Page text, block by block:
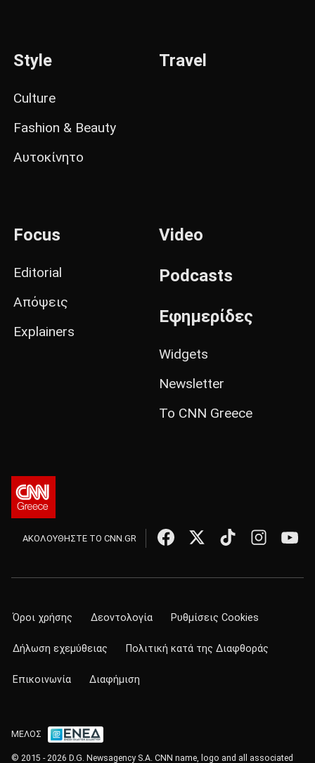
Style
Culture
Fashion & Beauty
Αυτοκίνητο
Travel
Focus
Editorial
Απόψεις
Explainers
Video
Podcasts
Εφημερίδες
Widgets
Newsletter
Το CNN Greece
ΑΚΟΛΟΥΘΗΣΤΕ ΤΟ CNN.GR
Όροι χρήσης Δεοντολογία Ρυθμίσεις Cookies
Δήλωση εχεμύθειας Πολιτική κατά της Διαφθοράς
Επικοινωνία Διαφήμιση
ΜΕΛΟΣ
© 2015 - 2026 D.G. Newsagency S.A. CNN name, logo and all associated